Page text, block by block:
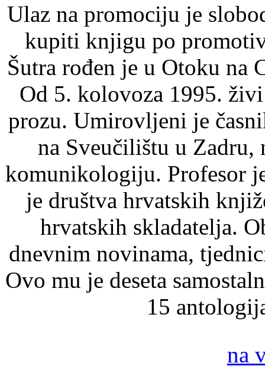
Ulaz na promociju je
kupiti knjigu po
Šutra rođen je u Otoku na
Od 5. kolovoza 1995.
prozu. Umirovljeni je
na Sveučilištu u
komunikologiju. Profesor
je društva hrvatskih
hrvatskih skladatelja.
dnevnim novinama,
Ovo mu je deseta
15
na